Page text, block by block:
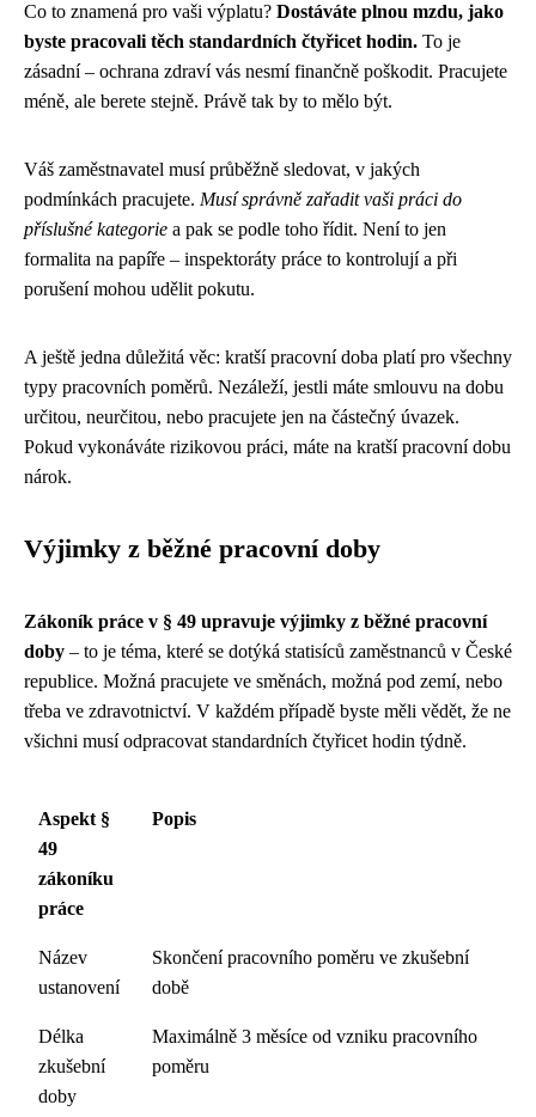
Co to znamená pro vaši výplatu? Dostáváte plnou mzdu, jako
byste pracovali těch standardních čtyřicet hodin. To je
zásadní – ochrana zdraví vás nesmí finančně poškodit. Pracujete
méně, ale berete stejně. Právě tak by to mělo být.
Váš zaměstnavatel musí průběžně sledovat, v jakých
podmínkách pracujete. Musí správně zařadit vaši práci do
příslušné kategorie a pak se podle toho řídit. Není to jen
formalita na papíře – inspektoráty práce to kontrolují a při
porušení mohou udělit pokutu.
A ještě jedna důležitá věc: kratší pracovní doba platí pro všechny
typy pracovních poměrů. Nezáleží, jestli máte smlouvu na dobu
určitou, neurčitou, nebo pracujete jen na částečný úvazek.
Pokud vykonáváte rizikovou práci, máte na kratší pracovní dobu
nárok.
Výjimky z běžné pracovní doby
Zákoník práce v § 49 upravuje výjimky z běžné pracovní
doby – to je téma, které se dotýká statisíců zaměstnanců v České
republice. Možná pracujete ve směnách, možná pod zemí, nebo
třeba ve zdravotnictví. V každém případě byste měli vědět, že ne
všichni musí odpracovat standardních čtyřicet hodin týdně.
Aspekt §
49
zákoníku
práce
Popis
Název
ustanovení
Skončení pracovního poměru ve zkušební
době
Délka
zkušební
doby
Maximálně 3 měsíce od vzniku pracovního
poměru